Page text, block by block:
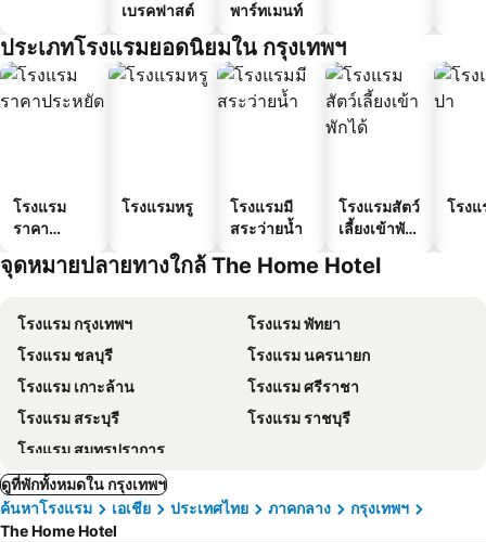
เบรคฟาสต์
พาร์ทเมนท์
ประเภทโรงแรมยอดนิยมใน กรุงเทพฯ
โรงแรม
ราคา
โรงแรมหรู
โรงแรมมี
สระว่ายน้ำ
โรงแรมสัตว์
เลี้ยงเข้าพัก
โรง
จุดหมายปลายทางใกล้ The Home Hotel
โรงแรม กรุงเทพฯ
โรงแรม พัทยา
โรงแรม ชลบุรี
โรงแรม นครนายก
โรงแรม เกาะล้าน
โรงแรม ศรีราชา
โรงแรม สระบุรี
โรงแรม ราชบุรี
โรงแรม สมุทรปราการ
ดูที่พักทั้งหมดใน กรุงเทพฯ
ค้นหาโรงแรม
เอเชีย ประเทศไทย ภาคกลาง
กรุงเทพฯ
The Home Hotel